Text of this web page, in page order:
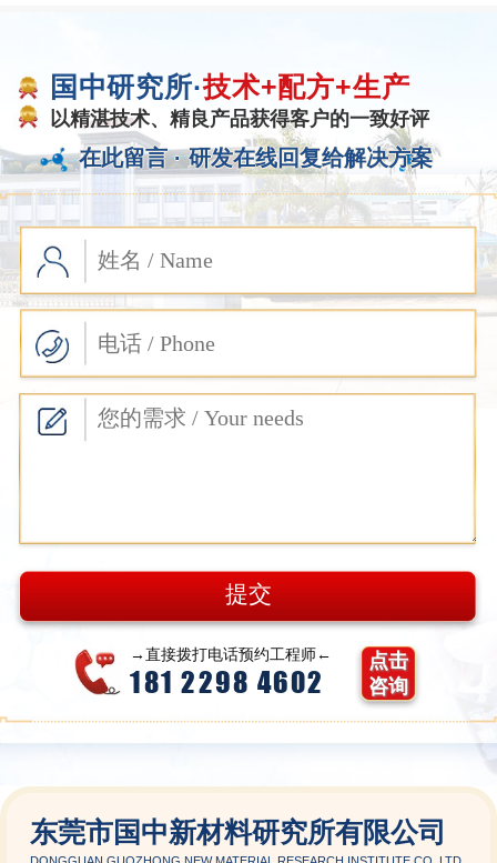
国中研究所·技术+配方+生产
以精湛技术、精良产品获得客户的一致好评
在此留言 · 研发在线回复给解决方案
→直接拨打电话预约工程师←
181 2298 4602
点击
咨询
东莞市国中新材料研究所有限公司